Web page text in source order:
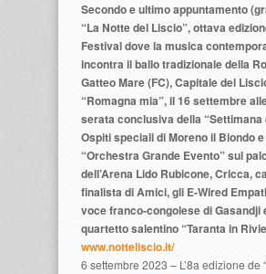
Secondo e ultimo appuntamento
“La Notte del Liscio”, ottava
Festival dove la musica
incontra il ballo tradizionale della
Gatteo Mare (FC), Capitale del
“Romagna mia”, il 16 settembre
serata conclusiva della “Settimana
Ospiti speciali di Moreno il Biondo
“Orchestra Grande Evento” sul
dell’Arena Lido Rubicone, Cricca,
finalista di Amici, gli E-Wired
voce franco-congolese di Gasandji
quartetto salentino “Taranta in
www.notteliscio.it/
6 settembre 2023 – L’8a edizione de